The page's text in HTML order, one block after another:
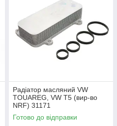
Радіатор масляний VW
TOUAREG, VW T5 (вир-во
NRF) 31171
Готово до відправки